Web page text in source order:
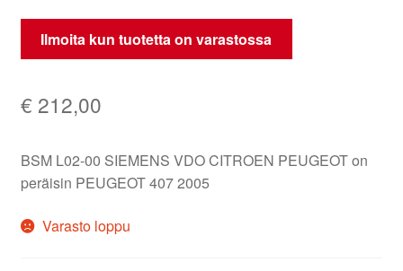
Ilmoita kun tuotetta on varastossa
€ 212,00
BSM L02-00 SIEMENS VDO CITROEN PEUGEOT on
peräisin PEUGEOT 407 2005
Varasto loppu